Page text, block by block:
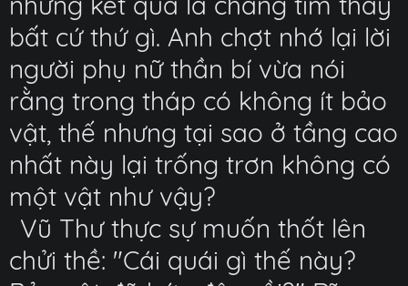
bất cứ thứ gì. Anh chợt nhớ lại lời
người phụ nữ thần bí vừa nói
rằng trong tháp có không ít bảo
vật, thế nhưng tại sao ở tầng cao
nhất này lại trống trơn không có
một vật như vậy?
Vũ Thư thực sự muốn thốt lên
chửi thề: "Cái quái gì thế này?